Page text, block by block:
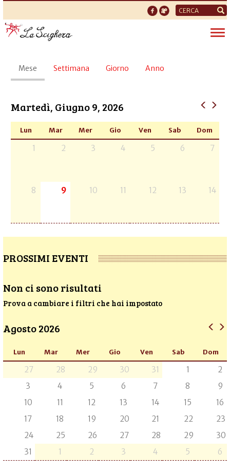
Form
di
ricerca
Schede
primarie
Mese (scheda
attiva)
Settimana Giorno Anno
Martedì, Giugno 9, 2026
Lun Mar Mer Gio Ven Sab Dom
1 2 3 4 5 6 7
8 9 10 11 12 13 14
PROSSIMI EVENTI
Non ci sono risultati
Prova a cambiare i filtri che hai impostato
Agosto 2026
Lun Mar Mer Gio Ven Sab Dom
27 28 29 30 31 1
2
3
4 5 6 7 8
9
10
11 12 13 14 15
16
17
18 19 20 21 22
23
24
25 26 27 28 29
30
31
1 2 3 4 5 6